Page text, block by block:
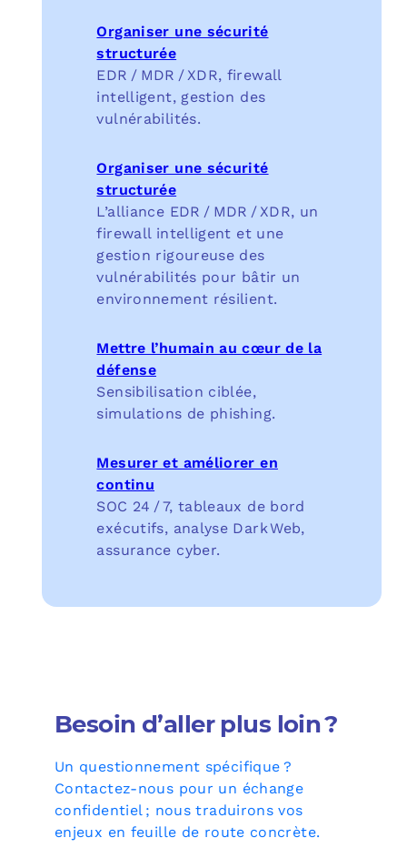
Organiser une sécurité
structurée
EDR / MDR / XDR, firewall
intelligent, gestion des
vulnérabilités.
Organiser une sécurité
structurée
L’alliance EDR / MDR / XDR, un
firewall intelligent et une
gestion rigoureuse des
vulnérabilités pour bâtir un
environnement résilient.
Mettre l’humain au cœur de la
défense
Sensibilisation ciblée,
simulations de phishing.
Mesurer et améliorer en
continu
SOC 24 / 7, tableaux de bord
exécutifs, analyse Dark Web,
assurance cyber.
Besoin d’aller plus loin ?
Un questionnement spécifique ?
Contactez‑nous pour un échange
confidentiel ; nous traduirons vos
enjeux en feuille de route concrète.